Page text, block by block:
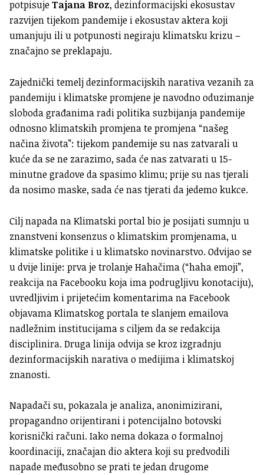
potpisujeTajana Broz, dezinformacijski ekosustav
razvijen tijekom pandemije i ekosustav aktera koji
umanjuju ili u potpunosti negiraju klimatsku krizu –
značajno se preklapaju.
Zajednički temelj dezinformacijskih narativa vezanih za
pandemiju i klimatske promjene je navodno oduzimanje
sloboda građanima radi politika suzbijanja pandemije
odnosno klimatskih promjena te promjena “našeg
načina života”: tijekom pandemije su nas zatvarali u
kuće da se ne zarazimo, sada će nas zatvarati u 15-
minutne gradove da spasimo klimu; prije su nas tjerali
da nosimo maske, sada će nas tjerati da jedemo kukce.
Cilj napada na Klimatski portal bio je posijati sumnju u
znanstveni konsenzus o klimatskim promjenama, u
klimatske politike i u klimatsko novinarstvo. Odvijao se
u dvije linije: prva je trolanje Hahačima (“haha emoji”,
reakcija na Facebooku koja ima podrugljivu konotaciju),
uvredljivim i prijetećim komentarima na Facebook
objavama Klimatskog portala te slanjem emailova
nadležnim institucijama s ciljem da se redakcija
disciplinira. Druga linija odvija se kroz izgradnju
dezinformacijskih narativa o medijima i klimatskoj
znanosti.
Napadači su, pokazala je analiza, anonimizirani,
propagandno orijentirani i potencijalno botovski
korisnički računi. Iako nema dokaza o formalnoj
koordinaciji, značajan dio aktera koji su predvodili
napade međusobno se prati te jedan drugome